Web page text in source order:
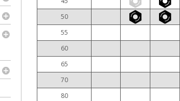
50
55
60
65
70
80